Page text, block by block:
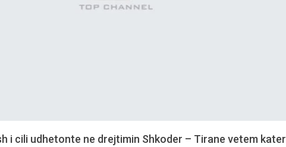
i cili udhetonte ne drejtimin Shkoder – Tirane vetem kater